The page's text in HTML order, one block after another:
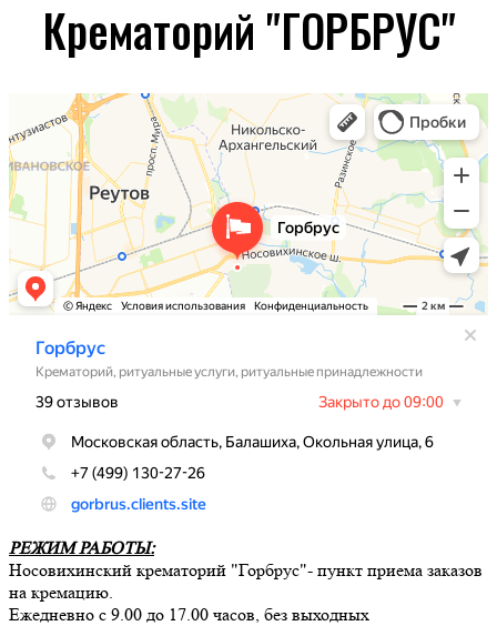
Крематорий "ГОРБРУС"
РЕЖИМ РАБОТЫ:
Носовихинский крематорий "Горбрус"- пункт приема заказов
на кремацию.
Ежедневно с 9.00 до 17.00 часов, без выходных